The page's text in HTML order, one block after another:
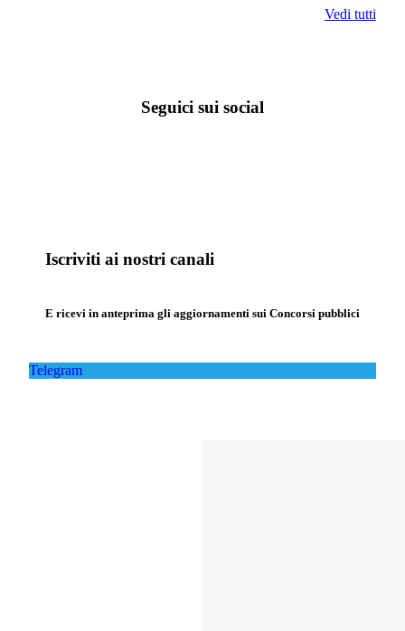
Vedi tutti
Seguici sui social
Iscriviti ai nostri canali
E ricevi in anteprima gli aggiornamenti sui Concorsi pubblici
Telegram